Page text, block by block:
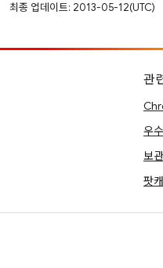
최종 업데이트: 2013-05-12(UTC)
관
우
보
팟